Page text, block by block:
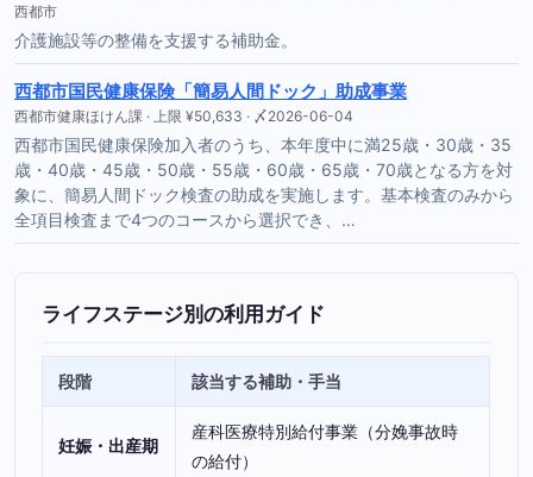
西都市
介護施設等の整備を支援する補助金。
西都市国民健康保険「簡易人間ドック」助成事業
西都市健康ほけん課 · 上限 ¥50,633 · 〆2026-06-04
西都市国民健康保険加入者のうち、本年度中に満25歳・30歳・35
歳・40歳・45歳・50歳・55歳・60歳・65歳・70歳となる方を対
象に、簡易人間ドック検査の助成を実施します。基本検査のみから
全項目検査まで4つのコースから選択でき、…
ライフステージ別の利用ガイド
段階 該当する補助・手当
妊娠・出産期
産科医療特別給付事業（分娩事故時
の給付）